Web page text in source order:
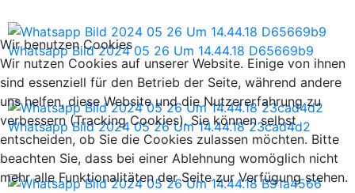
Whatsapp Bild 2024 05 26 Um 14.44.18 D65669b9
Whatsapp Bild 2024 05 26 Um 14.44.18 23cad4d2
Wir benutzen Cookies
Wir nutzen Cookies auf unserer Website. Einige von ihnen
sind essenziell für den Betrieb der Seite, während andere
uns helfen, diese Website und die Nutzererfahrung zu
verbessern (Tracking Cookies). Sie können selbst
entscheiden, ob Sie die Cookies zulassen möchten. Bitte
beachten Sie, dass bei einer Ablehnung womöglich nicht
mehr alle Funktionalitäten der Seite zur Verfügung stehen.